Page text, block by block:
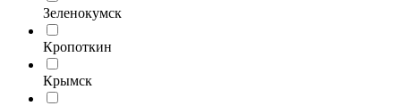
Зеленокумск
Кропоткин
Крымск